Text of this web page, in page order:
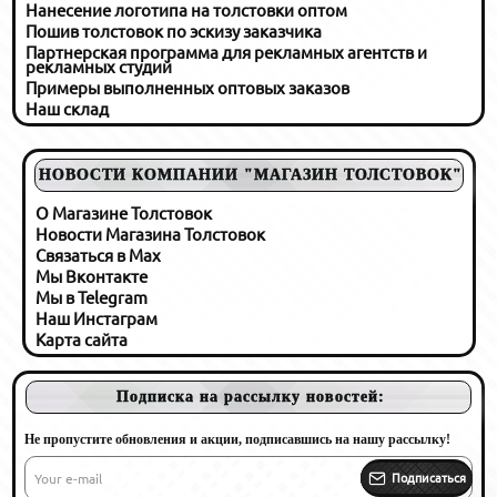
Нанесение логотипа на толстовки оптом
Пошив толстовок по эскизу заказчика
Партнерская программа для рекламных агентств и
рекламных студий
Примеры выполненных оптовых заказов
Наш склад
НОВОСТИ КОМПАНИИ "МАГАЗИН ТОЛСТОВОК"
О Магазине Толстовок
Новости Магазина Толстовок
Связаться в Max
Мы Вконтакте
Мы в Telegram
Наш Инстаграм
Карта сайта
Подписка на рассылку новостей:
Не пропустите обновления и акции, подписавшись на нашу рассылку!
Your
mail Подписаться